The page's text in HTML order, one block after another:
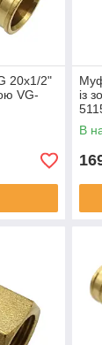
20x1/2"
VG-
із
В